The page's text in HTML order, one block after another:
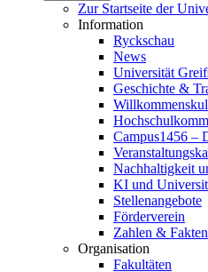
Zur Startseite der
Information
Ryckschau
News
Universität
Geschichte &
Campus1456 –
Nachhaltigkeit
KI und
Stellenangebote
Förderverein
Zahlen & Fakten
Organisation
Fakultäten